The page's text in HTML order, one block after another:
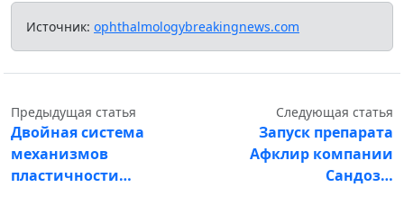
Источник: ophthalmologybreakingnews.com
Предыдущая статья
Двойная система
механизмов
пластичности…
Следующая статья
Запуск препарата
Афклир компании
Сандоз…